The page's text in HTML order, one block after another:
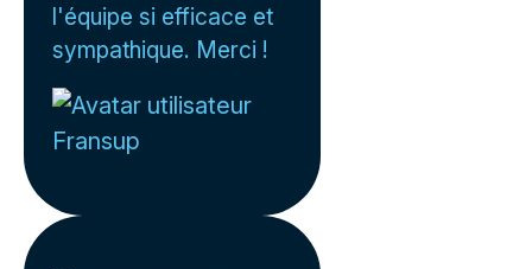
l'équipe si efficace et
sympathique. Merci !
Fransup